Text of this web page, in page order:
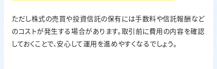
ただし株式の売買や投資信託の保有には手数料や信託報酬など
のコストが発生する場合があります。取引前に費用の内容を確認
しておくことで、安心して運用を進めやすくなるでしょう。